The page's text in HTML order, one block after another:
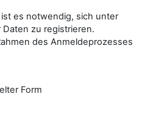
es notwendig, sich unter
zu registrieren.
des Anmeldeprozesses
Form